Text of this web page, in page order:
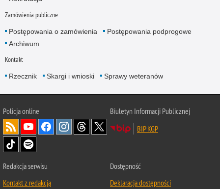
Zamówienia publiczne
Postępowania o zamówienia
Postępowania podprogowe
Archiwum
Kontakt
Rzecznik Skargi i wnioski Sprawy weteranów
Policjaonline
Biuletyn Informacji Publicznej
BIP KGP
Redakcja serwisu
Kontakt z redakcją
Dostępność
Deklaracja dostępności